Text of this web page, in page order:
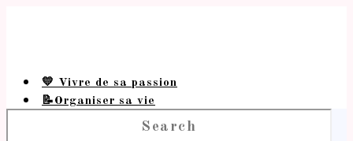
💛 Vivre de sa passion
📝Organiser sa vie